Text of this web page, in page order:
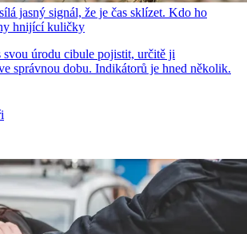
jasný signál, že je čas sklízet. Kdo ho
hnijící kuličky
svou úrodu cibule pojistit, určitě ji
správnou dobu. Indikátorů je hned několik.